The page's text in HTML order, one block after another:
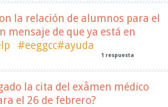
la relación de alumnos para el
mensaje de que ya está en
#eeggcc#ayuda
1 respuesta
la cita del exåmen médico
el 26 de febrero?